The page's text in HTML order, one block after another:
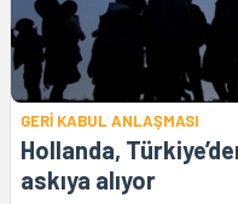
GERİ KABUL ANLAŞMASI
Hollanda,
askıya alıyor